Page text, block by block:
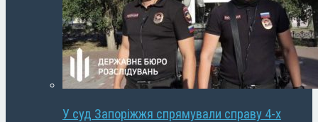
У суд Запоріжжя спрямували справу 4-х